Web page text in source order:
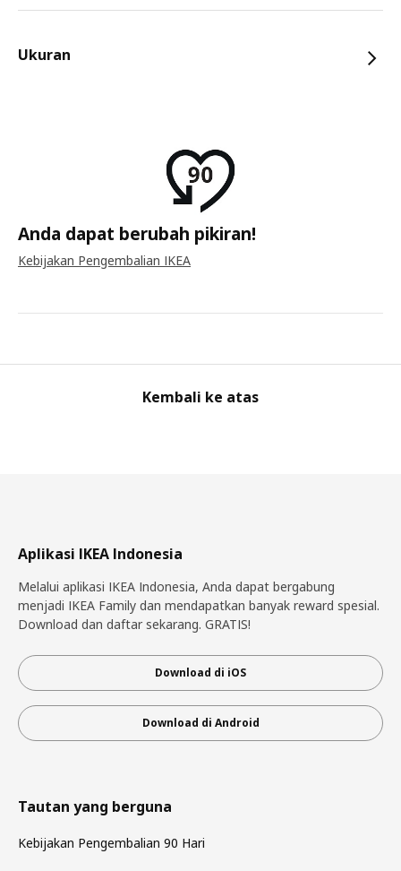
Ukuran
Anda dapat berubah pikiran!
Kebijakan Pengembalian IKEA
Kembali ke atas
Aplikasi IKEA Indonesia
Melalui aplikasi IKEA Indonesia, Anda dapat bergabung
menjadi IKEA Family dan mendapatkan banyak reward spesial.
Download dan daftar sekarang. GRATIS!
Download di iOS
Download di Android
Tautan yang berguna
Kebijakan Pengembalian 90 Hari